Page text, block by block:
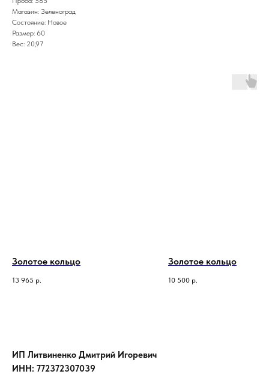
Магазин: Зеленоград
Состояние: Новое
Размер: 60
Вес: 20,97
Золотое кольцо
13 965 р.
Золотое кольцо
10 500 р.
ИП Литвиненко Дмитрий Игоревич
ИНН: 772372307039